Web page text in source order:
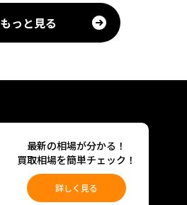
もっと見る
最新の相場が分かる！
買取相場を簡単チェック！
詳しく見る